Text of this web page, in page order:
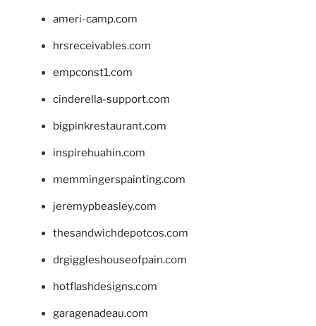
ameri-camp.com
hrsreceivables.com
empconst1.com
cinderella-support.com
bigpinkrestaurant.com
inspirehuahin.com
memmingerspainting.com
jeremypbeasley.com
thesandwichdepotcos.com
drgiggleshouseofpain.com
hotflashdesigns.com
garagenadeau.com